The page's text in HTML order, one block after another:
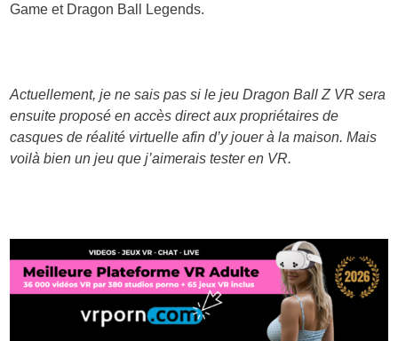
Game et Dragon Ball Legends.
Actuellement, je ne sais pas si le jeu Dragon Ball Z VR sera
ensuite proposé en accès direct aux propriétaires de
casques de réalité virtuelle afin d’y jouer à la maison. Mais
voilà bien un jeu que j’aimerais tester en VR.